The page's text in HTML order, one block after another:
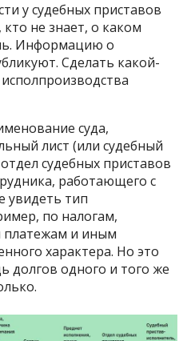
у судебных приставов
не знает, о каком
Информацию о
Сделать какой-
суда,
лист (или судебный
судебных приставов
работающего с
увидеть тип
по налогам,
и иным
характера. Но это
долгов одного и того же